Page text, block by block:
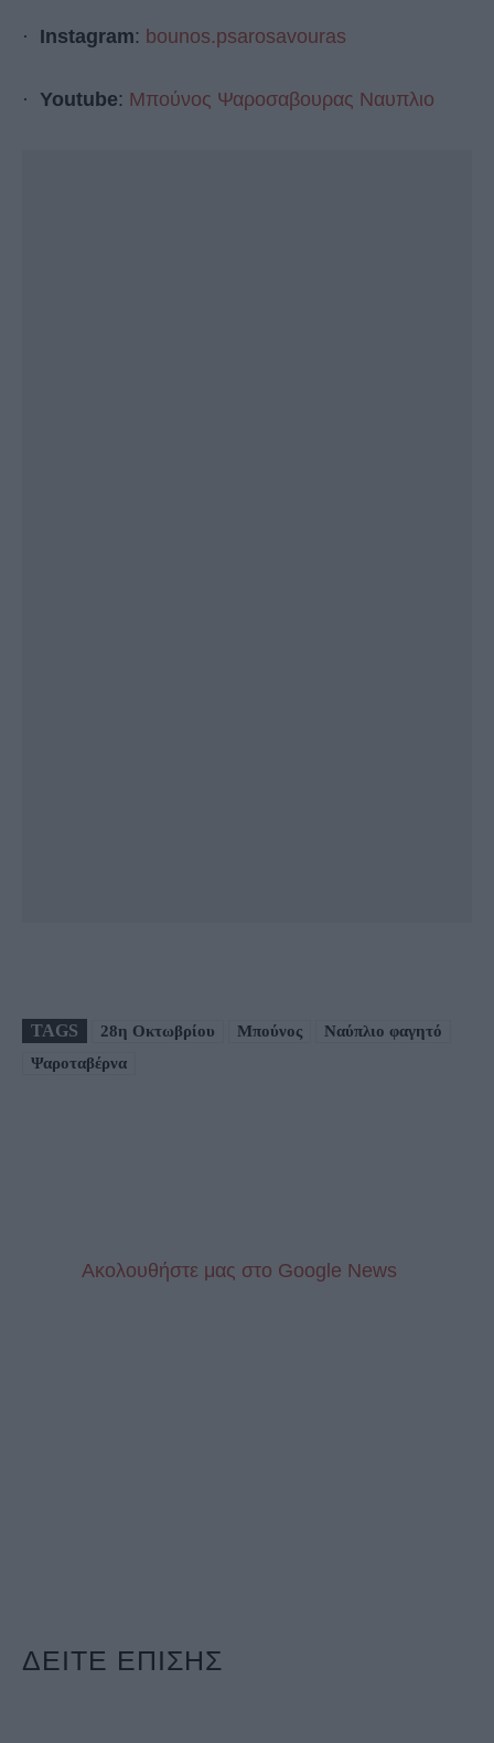
· Instagram: bounos.psarosavouras
· Youtube: Μπούνος Ψαροσαβουρας Ναυπλιο
TAGS 28η Οκτωβρίου Μπούνος
Ναύπλιο φαγητό
Ψαροταβέρνα
Aκολουθήστε μας στo Google News
ΔΕΙΤΕ ΕΠΙΣΗΣ